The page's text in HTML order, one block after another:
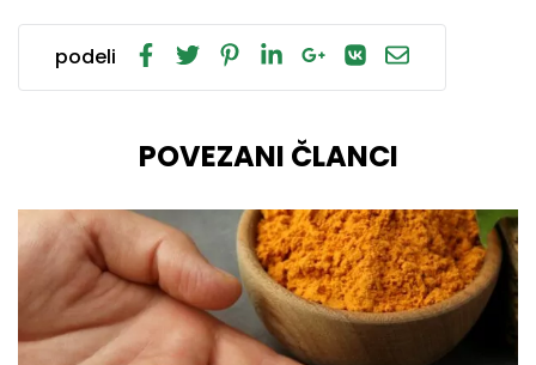
podeli
POVEZANI ČLANCI